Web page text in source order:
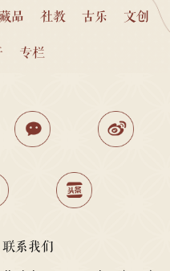
藏品 社教 古乐 文创
专栏
联系我们